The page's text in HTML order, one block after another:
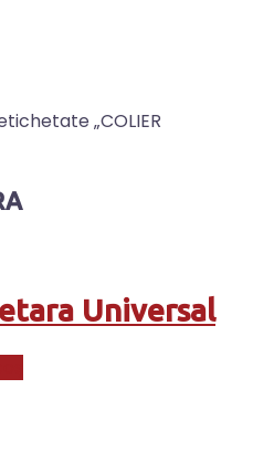
„COLIER
Universal